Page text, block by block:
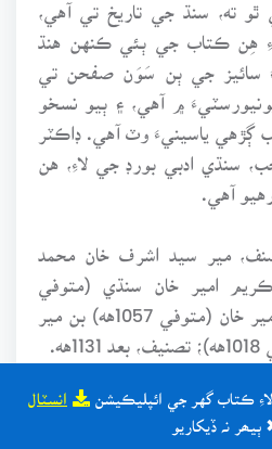
ڪتاب گهر جي ائپليڪيشن انسٽال
ٻيھر نہ ڏيکاريو
ته، سنڌ جي تاريخ تي آهي،
هِن ڪتاب جي ٻئي ڪنهن هنڌ
سائيز جي ٻن سَوَن صفحن تي
۾ آهي، ۽ ٻيو نسخو
ڳڙهي ياسينيءَ وٽ آهي. ڊاڪٽر
سنڌي ادبي بورڊ جي لاءِ، هن
آهي.
مير سيد اشرف خان محمد
امير خان سنڌي (متوفي
1130هه) بن مير ابولبقا امير خان (متوفي 1057هه) بن مير
مـﺆلف جي والد امير خان
لکيا آهن. امير خان سنڌ ۾ به